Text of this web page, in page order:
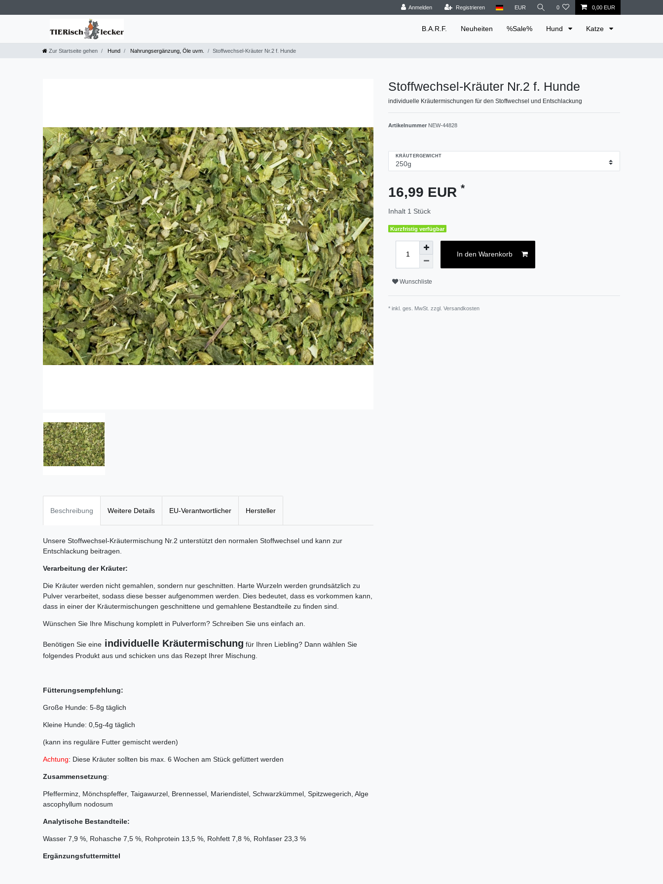
Anmelden Registrieren EUR 0 0,00 EUR
B.A.R.F. Neuheiten %Sale% Hund Katze
Zur Startseite gehen Hund Nahrungsergänzung, Öle uvm. Stoffwechsel-Kräuter Nr.2 f. Hunde
Stoffwechsel-Kräuter Nr.2 f. Hunde
individuelle Kräutermischungen für den Stoffwechsel und Entschlackung
Artikelnummer NEW-44828
KRÄUTERGEWICHT
16,99 EUR *
Inhalt 1 Stück
Kurzfristig verfügbar
In den Warenkorb
Wunschliste
* inkl. ges. MwSt. zzgl. Versandkosten
Beschreibung Weitere Details EU-Verantwortlicher Hersteller
Unsere Stoffwechsel-Kräutermischung Nr.2 unterstützt den normalen Stoffwechsel und kann zur
Entschlackung beitragen.
Verarbeitung der Kräuter:
Die Kräuter werden nicht gemahlen, sondern nur geschnitten. Harte Wurzeln werden grundsätzlich zu
Pulver verarbeitet, sodass diese besser aufgenommen werden. Dies bedeutet, dass es vorkommen kann,
dass in einer der Kräutermischungen geschnittene und gemahlene Bestandteile zu finden sind.
Wünschen Sie Ihre Mischung komplett in Pulverform? Schreiben Sie uns einfach an.
Benötigen Sie eine individuelle Kräutermischung für Ihren Liebling? Dann wählen Sie
folgendes Produkt aus und schicken uns das Rezept Ihrer Mischung.
Fütterungsempfehlung:
Große Hunde: 5-8g täglich
Kleine Hunde: 0,5g-4g täglich
(kann ins reguläre Futter gemischt werden)
Achtung: Diese Kräuter sollten bis max. 6 Wochen am Stück gefüttert werden
Zusammensetzung:
Pfefferminz, Mönchspfeffer, Taigawurzel, Brennessel, Mariendistel, Schwarzkümmel, Spitzwegerich, Alge
ascophyllum nodosum
Analytische Bestandteile:
Wasser 7,9 %, Rohasche 7,5 %, Rohprotein 13,5 %, Rohfett 7,8 %, Rohfaser 23,3 %
Ergänzungsfuttermittel